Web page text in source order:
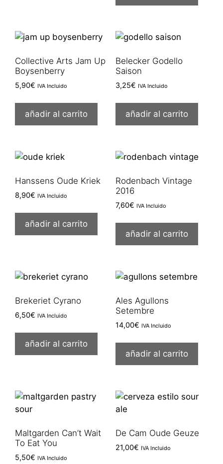
Collective Arts Jam Up
Boysenberry
5,90€ IVA Incluido
añadir al carrito
Belecker Godello
Saison
3,25€ IVA Incluido
añadir al carrito
Hanssens Oude Kriek
8,90€ IVA Incluido
añadir al carrito
Rodenbach Vintage
2016
7,60€ IVA Incluido
añadir al carrito
Brekeriet Cyrano
6,50€ IVA Incluido
añadir al carrito
Ales Agullons
Setembre
14,00€ IVA Incluido
añadir al carrito
Maltgarden Can’t Wait
To Eat You
5,50€ IVA Incluido
De Cam Oude Geuze
21,00€ IVA Incluido